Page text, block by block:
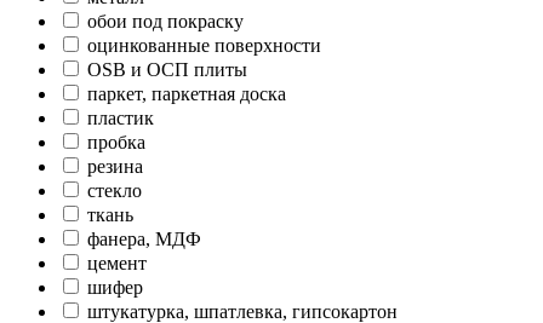
обои под покраску
оцинкованные поверхности
OSB и ОСП плиты
паркет, паркетная доска
пластик
пробка
резина
стекло
ткань
фанера, МДФ
цемент
шифер
штукатурка, шпатлевка, гипсокартон